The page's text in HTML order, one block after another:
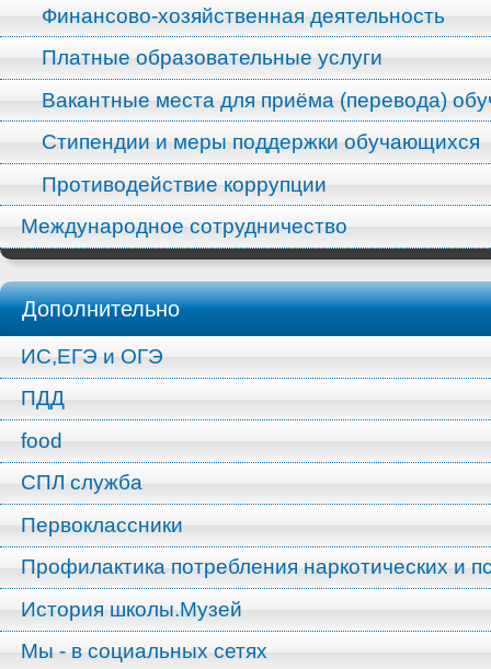
Финансово-хозяйственная деятельность
Платные образовательные услуги
Вакантные места для приёма (перевода)
Стипендии и меры поддержки обучающихся
Противодействие коррупции
Международное сотрудничество
Дополнительно
ИС,ЕГЭ и ОГЭ
ПДД
food
СПЛ служба
Первоклассники
Профилактика потребления наркотических и
История школы.Музей
Мы - в социальных сетях